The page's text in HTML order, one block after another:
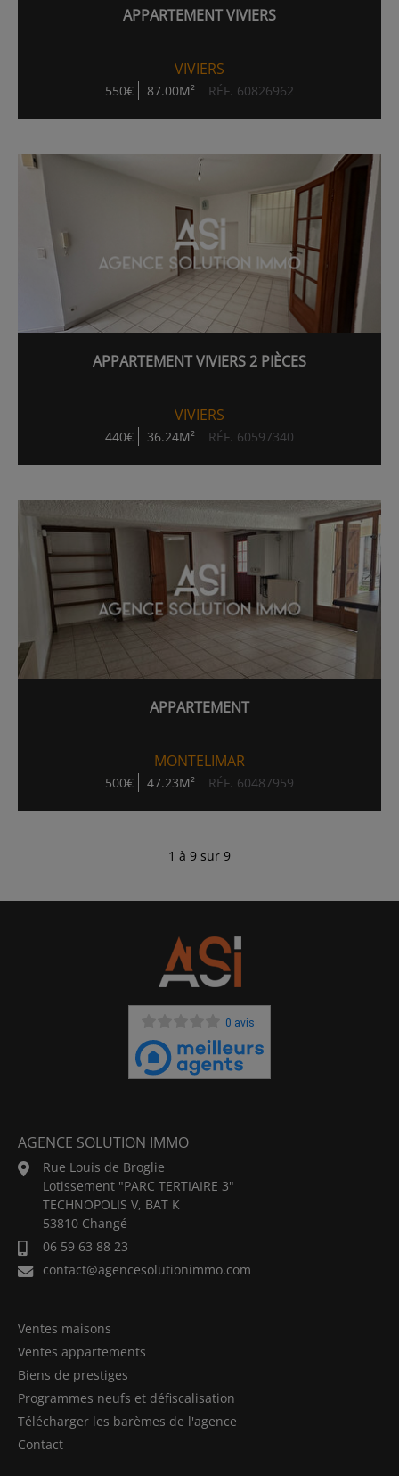
APPARTEMENT VIVIERS
VIVIERS
550€ 87.00M² RÉF. 60826962
APPARTEMENT VIVIERS 2 PIÈCES
VIVIERS
440€ 36.24M² RÉF. 60597340
APPARTEMENT
MONTELIMAR
500€ 47.23M² RÉF. 60487959
1 à 9 sur 9
0 avis
AGENCE SOLUTION IMMO
Rue Louis de Broglie
Lotissement "PARC TERTIAIRE 3"
TECHNOPOLIS V, BAT K
53810 Changé
06 59 63 88 23
contact@agencesolutionimmo.com
Ventes maisons
Ventes appartements
Biens de prestiges
Programmes neufs et défiscalisation
Télécharger les barèmes de l'agence
Contact